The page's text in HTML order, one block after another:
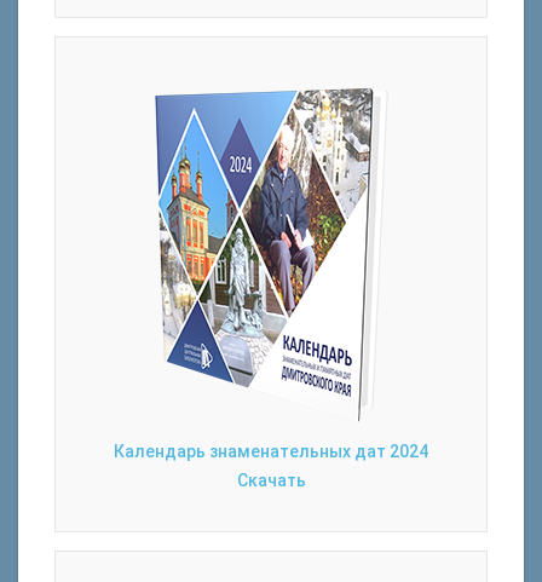
Календарь знаменательных дат 2024
Скачать